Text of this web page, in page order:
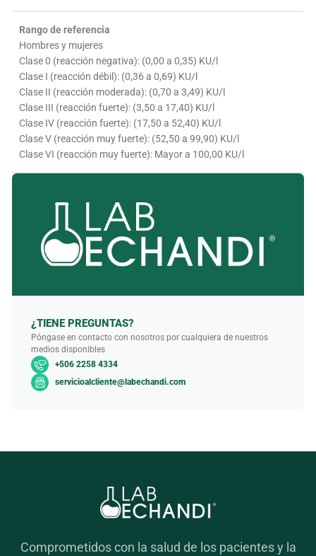
Rango de referencia
Hombres y mujeres
Clase 0 (reacción negativa): (0,00 a 0,35) KU/l
Clase I (reacción débil): (0,36 a 0,69) KU/l
Clase II (reacción moderada): (0,70 a 3,49) KU/l
Clase III (reacción fuerte): (3,50 a 17,40) KU/l
Clase IV (reacción fuerte): (17,50 a 52,40) KU/l
Clase V (reacción muy fuerte): (52,50 a 99,90) KU/l
Clase VI (reacción muy fuerte): Mayor a 100,00 KU/l
¿TIENE PREGUNTAS?
Póngase en contacto con nosotros por cualquiera de nuestros
medios disponibles
+506 2258 4334
servicioalcliente@labechandi.com
Comprometidos con la salud de los pacientes y la